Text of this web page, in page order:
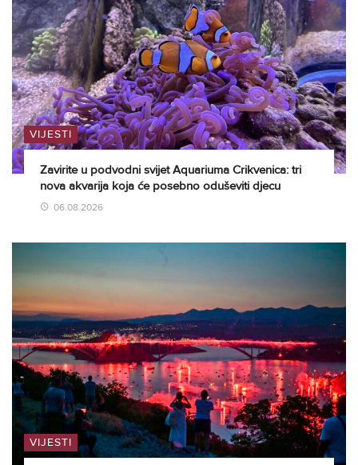
VIJESTI
Zavirite u podvodni svijet Aquariuma Crikvenica: tri
nova akvarija koja će posebno oduševiti djecu
06.08.2026
VIJESTI